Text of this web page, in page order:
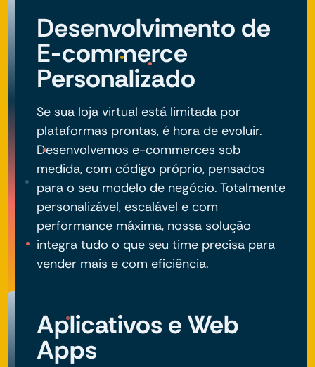
Desenvolvimento de
E-commerce
Personalizado
Se sua loja virtual está limitada por
plataformas prontas, é hora de evoluir.
Desenvolvemos e-commerces sob
medida, com código próprio, pensados
para o seu modelo de negócio. Totalmente
personalizável, escalável e com
performance máxima, nossa solução
integra tudo o que seu time precisa para
vender mais e com eficiência.
Aplicativos e Web
Apps